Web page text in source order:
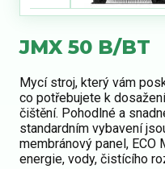
JMX 50 B/BT
Mycí stroj, který vám
co potřebujete k
čištění. Pohodlné a
standardním vybavení
membránový panel,
energie, vody, čistícího